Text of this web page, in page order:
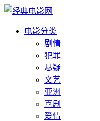
电影分类
剧情
犯罪
悬疑
文艺
亚洲
喜剧
爱情